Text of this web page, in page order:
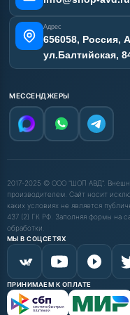
Адрес
656058, Россия,
ул.Балтийская,
МЕССЕНДЖЕРЫ
2017-2025 © ООО "ШОП АВД".
производителем. Сайт носит
каких условиях не является
437 (2) ГК РФ. Заполняя формы на
обработки.
МЫ В СОЦСЕТЯХ
ПРИНИМАЕМ К ОПЛАТЕ